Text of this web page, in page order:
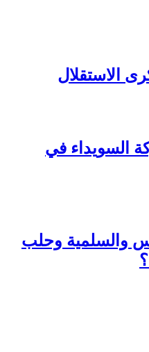
الاستقلال
السويداء في
وحلب